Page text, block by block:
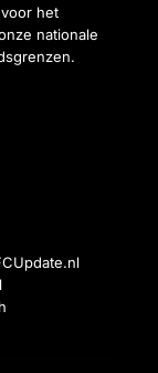
het
nationale